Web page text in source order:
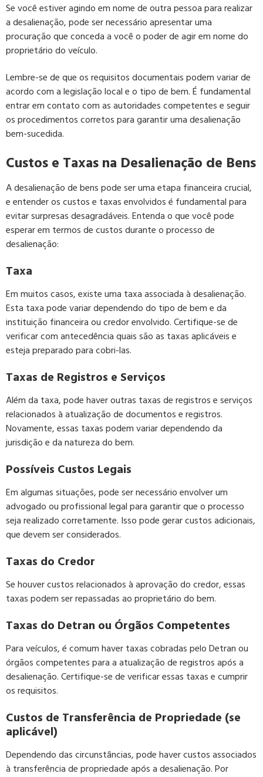
Se você estiver agindo em nome de outra pessoa para realizar
a desalienação, pode ser necessário apresentar uma
procuração que conceda a você o poder de agir em nome do
proprietário do veículo.
Lembre-se de que os requisitos documentais podem variar de
acordo com a legislação local e o tipo de bem. É fundamental
entrar em contato com as autoridades competentes e seguir
os procedimentos corretos para garantir uma desalienação
bem-sucedida.
Custos e Taxas na Desalienação de Bens
A desalienação de bens pode ser uma etapa financeira crucial,
e entender os custos e taxas envolvidos é fundamental para
evitar surpresas desagradáveis. Entenda o que você pode
esperar em termos de custos durante o processo de
desalienação:
Taxa
Em muitos casos, existe uma taxa associada à desalienação.
Esta taxa pode variar dependendo do tipo de bem e da
instituição financeira ou credor envolvido. Certifique-se de
verificar com antecedência quais são as taxas aplicáveis e
esteja preparado para cobri-las.
Taxas de Registros e Serviços
Além da taxa, pode haver outras taxas de registros e serviços
relacionados à atualização de documentos e registros.
Novamente, essas taxas podem variar dependendo da
jurisdição e da natureza do bem.
Possíveis Custos Legais
Em algumas situações, pode ser necessário envolver um
advogado ou profissional legal para garantir que o processo
seja realizado corretamente. Isso pode gerar custos adicionais,
que devem ser considerados.
Taxas do Credor
Se houver custos relacionados à aprovação do credor, essas
taxas podem ser repassadas ao proprietário do bem.
Taxas do Detran ou Órgãos Competentes
Para veículos, é comum haver taxas cobradas pelo Detran ou
órgãos competentes para a atualização de registros após a
desalienação. Certifique-se de verificar essas taxas e cumprir
os requisitos.
Custos de Transferência de Propriedade (se
aplicável)
Dependendo das circunstâncias, pode haver custos associados
à transferência de propriedade após a desalienação. Por